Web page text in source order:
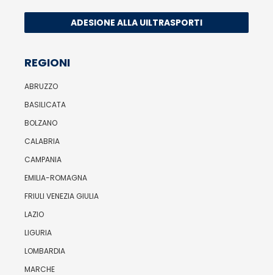
ADESIONE ALLA UILTRASPORTI
REGIONI
ABRUZZO
BASILICATA
BOLZANO
CALABRIA
CAMPANIA
EMILIA-ROMAGNA
FRIULI VENEZIA GIULIA
LAZIO
LIGURIA
LOMBARDIA
MARCHE